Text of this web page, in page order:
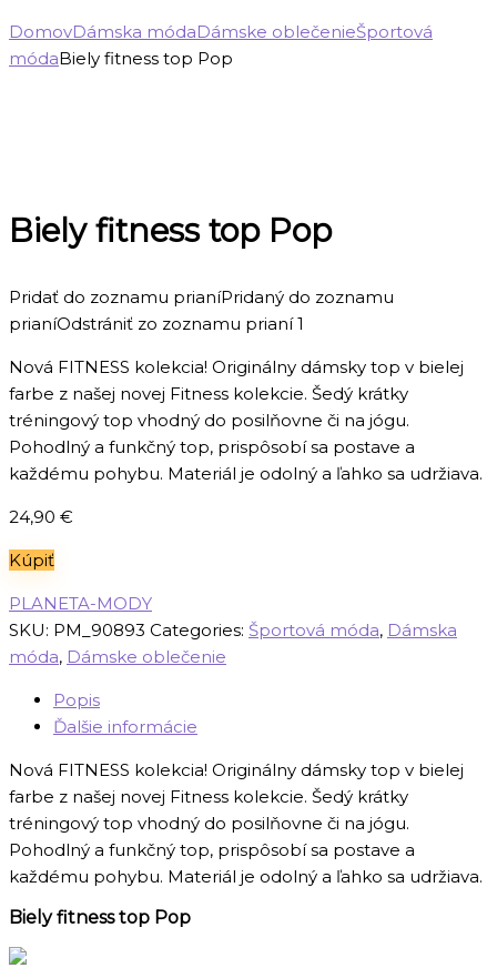
DomovDámska módaDámske oblečenieŠportová
módaBiely fitness top Pop
Biely fitness top Pop
Pridať do zoznamu prianíPridaný do zoznamu
prianíOdstrániť zo zoznamu prianí 1
Nová FITNESS kolekcia! Originálny dámsky top v bielej
farbe z našej novej Fitness kolekcie. Šedý krátky
tréningový top vhodný do posilňovne či na jógu.
Pohodlný a funkčný top, prispôsobí sa postave a
každému pohybu. Materiál je odolný a ľahko sa udržiava.
24,90 €
Kúpiť
PLANETA-MODY
SKU: PM_90893 Categories: Športová móda, Dámska
móda, Dámske oblečenie
Popis
Ďalšie informácie
Nová FITNESS kolekcia! Originálny dámsky top v bielej
farbe z našej novej Fitness kolekcie. Šedý krátky
tréningový top vhodný do posilňovne či na jógu.
Pohodlný a funkčný top, prispôsobí sa postave a
každému pohybu. Materiál je odolný a ľahko sa udržiava.
Biely fitness top Pop